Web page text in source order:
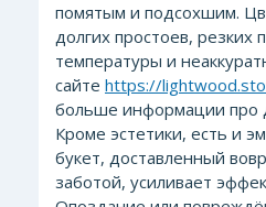
помятым и подсохшим.
долгих простоев, резких
температуры и
сайте https://
больше информации про
Кроме эстетики, есть и
букет, доставленный
заботой, усиливает